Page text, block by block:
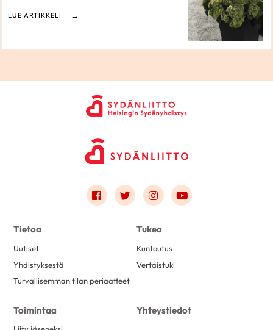
LUE ARTIKKELI
Link to facebook
Link to twitter
Link to instagram
Link to youtube
Tietoa
Uutiset
Yhdistyksestä
Turvallisemman tilan periaatteet
Tukea
Kuntoutus
Vertaistuki
Toimintaa Yhteystiedot